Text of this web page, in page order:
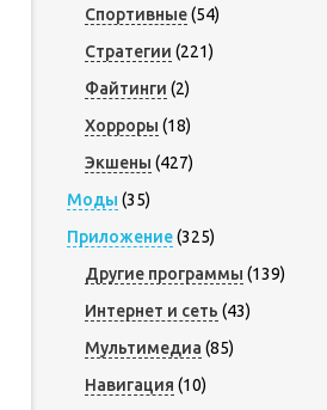
Спортивные(54)
Стратегии (221)
Файтинги (2)
Хорроры (18)
Экшены (427)
Моды (35)
Приложение(325)
Другие программы (139)
Интернет и сеть (43)
Мультимедиа (85)
Навигация (10)